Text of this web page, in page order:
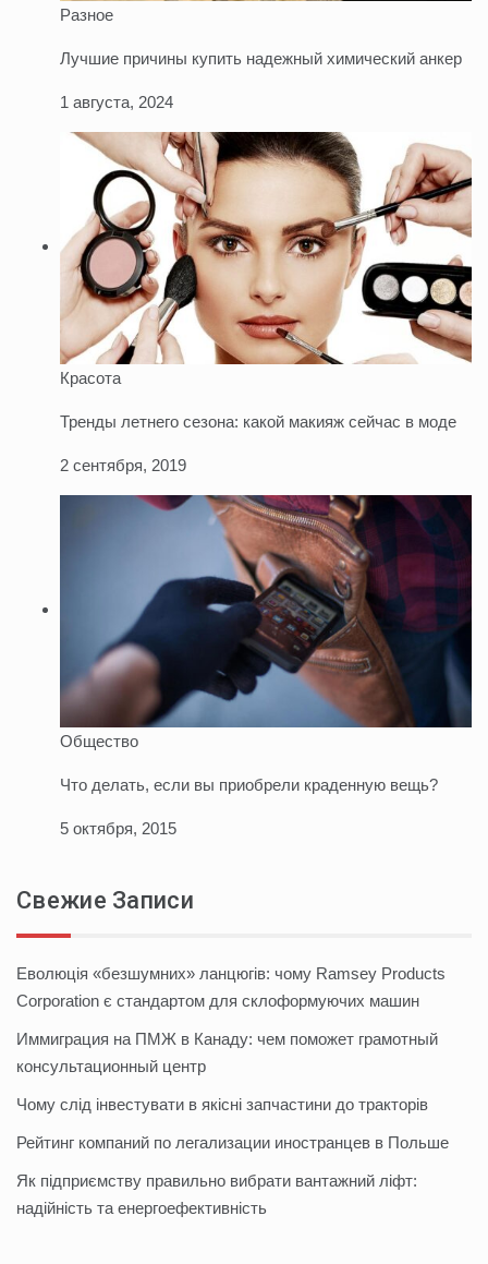
Разное
Лучшие причины купить надежный химический анкер
1 августа, 2024
Красота
Тренды летнего сезона: какой макияж сейчас в моде
2 сентября, 2019
Общество
Что делать, если вы приобрели краденную вещь?
5 октября, 2015
Свежие Записи
Еволюція «безшумних» ланцюгів: чому Ramsey Products
Corporation є стандартом для склоформуючих машин
Иммиграция на ПМЖ в Канаду: чем поможет грамотный
консультационный центр
Чому слід інвестувати в якісні запчастини до тракторів
Рейтинг компаний по легализации иностранцев в Польше
Як підприємству правильно вибрати вантажний ліфт:
надійність та енергоефективність